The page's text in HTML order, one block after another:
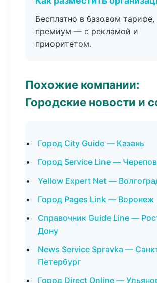
Бесплатно в базовом тарифе,
премиум — с рекламой и
приоритетом.
Похожие компании:
Городские новости и
Город City Guide — Казань
Город Service Line —
Yellow Expert Net —
Город Pages Link — Воронеж
Справочник Guide Line —
Дону
News Service Spravka —
Петербург
Город Direct Online —